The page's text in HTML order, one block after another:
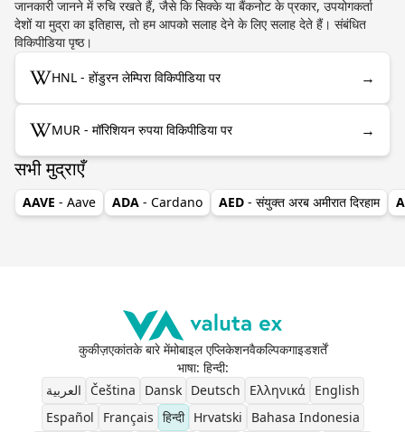
जानकारी जानने में रुचि रखते हैं, जैसे कि सिक्के या बैंकनोट के प्रकार, उपयोगकर्ता
देशों या मुद्रा का इतिहास, तो हम आपको सलाह देने के लिए सलाह देते हैं। संबंधित
विकिपीडिया पृष्ठ।
HNL - होंडुरन लेम्पिरा विकिपीडिया पर →
MUR - मॉरिशियन रुपया विकिपीडिया पर →
सभी मुद्राएँ
AAVE - Aave ADA - Cardano AED - संयुक्त अरब अमीरात दिरहाम
कुकीज़एकांतके बारे मेंमोबाइल एप्लिकेशनवैकल्पिकगाइडशर्तें
भाषा: हिन्दी:
العربية
Čeština Dansk Deutsch Ελληνικά
English
Español
Français हिन्दी Hrvatski Bahasa Indonesia